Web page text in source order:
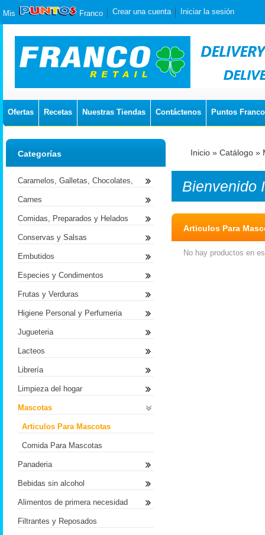
Mis Franco Crear una cuenta Iniciar la sesión
Ofertas Recetas Nuestras Tiendas Contáctenos Puntos Franco
Inicio » Catálogo »
Bienvenido
Articulos Para
No hay productos en
Categorías
Caramelos, Galletas, Chocolates,
Carnes
Comidas, Preparados y Helados
Conservas y Salsas
Embutidos
Especies y Condimentos
Frutas y Verduras
Higiene Personal y Perfumeria
Jugueteria
Lacteos
Librería
Limpieza del hogar
Mascotas
Articulos Para Mascotas
Comida Para Mascotas
Panaderia
Bebidas sin alcohol
Alimentos de primera necesidad
Filtrantes y Reposados